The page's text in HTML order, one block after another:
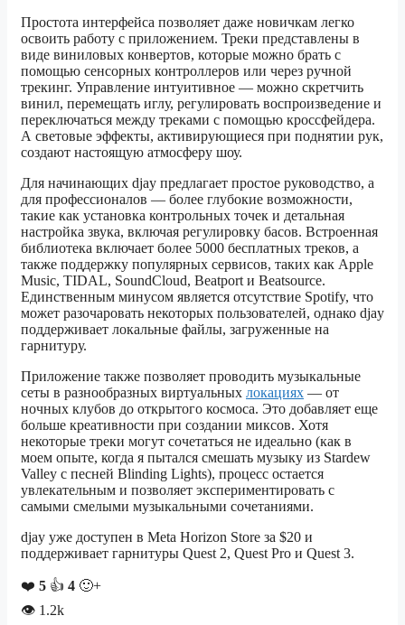
Простота интерфейса позволяет даже новичкам легко
освоить работу с приложением. Треки представлены в
виде виниловых конвертов, которые можно брать с
помощью сенсорных контроллеров или через ручной
трекинг. Управление интуитивное — можно скретчить
винил, перемещать иглу, регулировать воспроизведение и
переключаться между треками с помощью кроссфейдера.
А световые эффекты, активирующиеся при поднятии рук,
создают настоящую атмосферу шоу.
Для начинающих djay предлагает простое руководство, а
для профессионалов — более глубокие возможности,
такие как установка контрольных точек и детальная
настройка звука, включая регулировку басов. Встроенная
библиотека включает более 5000 бесплатных треков, а
также поддержку популярных сервисов, таких как Apple
Music, TIDAL, SoundCloud, Beatport и Beatsource.
Единственным минусом является отсутствие Spotify, что
может разочаровать некоторых пользователей, однако djay
поддерживает локальные файлы, загруженные на
гарнитуру.
Приложение также позволяет проводить музыкальные
сеты в разнообразных виртуальных локациях — от
ночных клубов до открытого космоса. Это добавляет еще
больше креативности при создании миксов. Хотя
некоторые треки могут сочетаться не идеально (как в
моем опыте, когда я пытался смешать музыку из Stardew
Valley с песней Blinding Lights), процесс остается
увлекательным и позволяет экспериментировать с
самыми смелыми музыкальными сочетаниями.
djay уже доступен в Meta Horizon Store за $20 и
поддерживает гарнитуры Quest 2, Quest Pro и Quest 3.
❤️ 5 👍 4 🙂+
👁 1.2k